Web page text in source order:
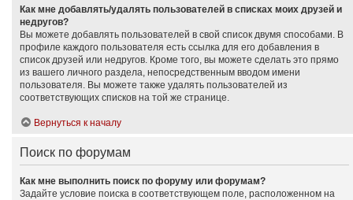
Как мне добавлять/удалять пользователей в списках моих друзей и
недругов?
Вы можете добавлять пользователей в свой список двумя способами. В
профиле каждого пользователя есть ссылка для его добавления в
список друзей или недругов. Кроме того, вы можете сделать это прямо
из вашего личного раздела, непосредственным вводом имени
пользователя. Вы можете также удалять пользователей из
соответствующих списков на той же странице.
Вернуться к началу
Поиск по форумам
Как мне выполнить поиск по форуму или форумам?
Задайте условие поиска в соответствующем поле, расположенном на